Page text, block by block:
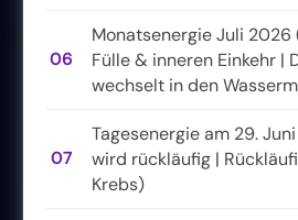
06
Monatsenergie Juli 2026
Fülle & inneren Einkehr |
wechselt in den
07
Tagesenergie am 29.
wird rückläufig |
Krebs)